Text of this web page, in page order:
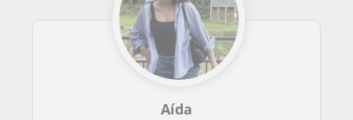
Aída